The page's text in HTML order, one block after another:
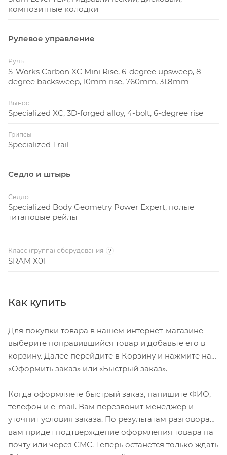
композитные колодки
Рулевое управление
Руль
S-Works Carbon XC Mini Rise, 6-degree upsweep, 8-
degree backsweep, 10mm rise, 760mm, 31.8mm
Вынос
Specialized XC, 3D-forged alloy, 4-bolt, 6-degree rise
Грипсы
Specialized Trail
Седло и штырь
Седло
Specialized Body Geometry Power Expert, полые
титановые рейлы
Класс (группа) оборудования ?
SRAM X01
Как купить
Для покупки товара в нашем интернет-магазине
выберите понравившийся товар и добавьте его в
корзину. Далее перейдите в Корзину и нажмите на
«Оформить заказ» или «Быстрый заказ».
Когда оформляете быстрый заказ, напишите ФИО,
телефон и e-mail. Вам перезвонит менеджер и
уточнит условия заказа. По результатам разговора
вам придет подтверждение оформления товара на
почту или через СМС. Теперь останется только ждать